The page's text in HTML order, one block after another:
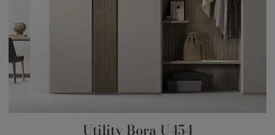
Utility Bora U454